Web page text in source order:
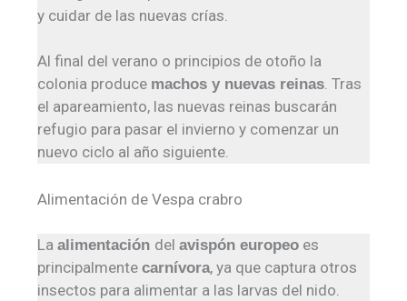
y cuidar de las nuevas crías.
Al final del verano o principios de otoño la
colonia produce machos y nuevas reinas . Tras
el apareamiento, las nuevas reinas buscarán
refugio para pasar el invierno y comenzar un
nuevo ciclo al año siguiente.
Alimentación de Vespa crabro
Laalimentación delavispón europeo es
principalmentecarnívora, ya que captura otros
insectos para alimentar a las larvas del nido.